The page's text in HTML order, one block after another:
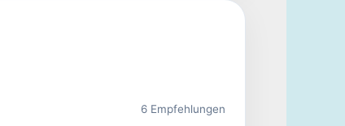
6 Empfehlungen